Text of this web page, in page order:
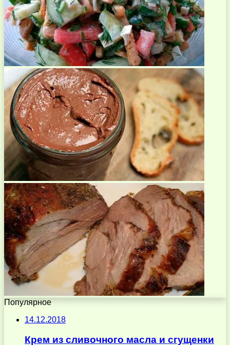
Популярное
14.12.2018
Крем из сливочного масла и сгущенки